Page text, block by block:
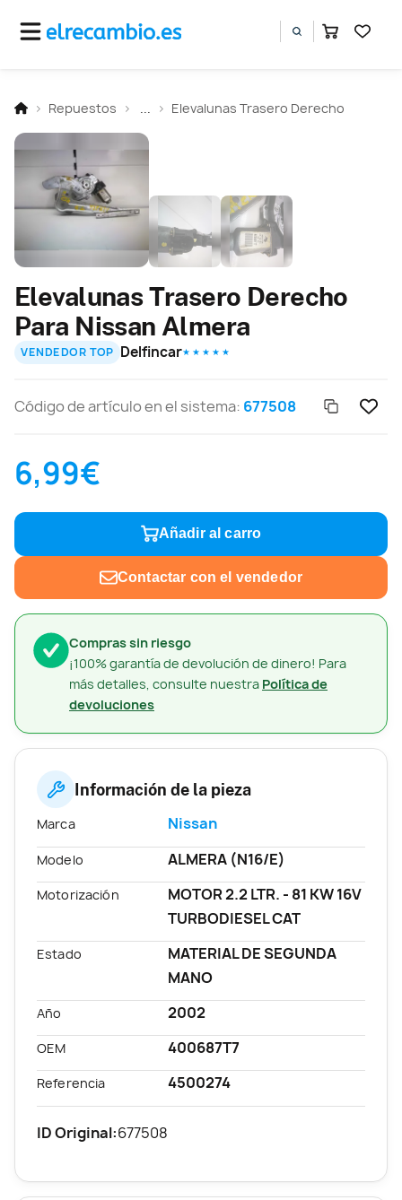
Repuestos Elevalunas Trasero Derecho
Compras sin riesgo
¡100% garantía de devolución de dinero! Para
más detalles, consulte nuestra Política de
devoluciones
Elevalunas Trasero Derecho
Para Nissan Almera
VENDEDOR TOP Delfincar★ ★ ★ ★ ★
Código de artículo en el sistema: 677508
6,99€
Añadir al carro
Contactar con el vendedor
Información de la pieza
Marca Nissan
Modelo ALMERA (N16/E)
Motorización
MOTOR 2.2 LTR. - 81 KW 16V
TURBODIESEL CAT
Estado
MATERIAL DE SEGUNDA
MANO
Año 2002
OEM 400687T7
Referencia 4500274
ID Original:677508